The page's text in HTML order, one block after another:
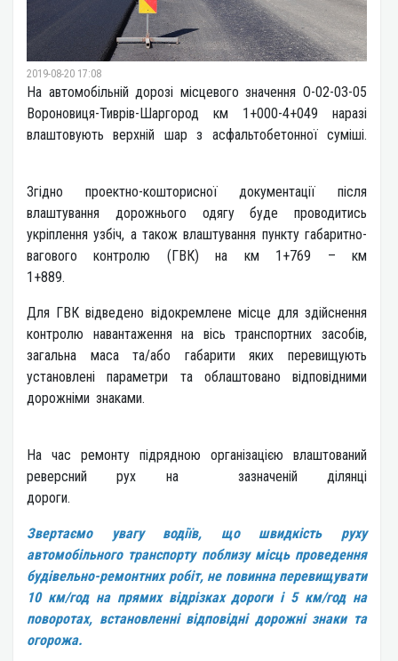
2019-08-20 17:08
На автомобільній дорозі місцевого значення О-02-03-05
Вороновиця-Тиврів-Шаргород км 1+000-4+049 наразі
влаштовують верхній шар з асфальтобетонної суміші.
Згідно проектно-кошторисної документації після
влаштування дорожнього одягу буде проводитись
укріплення узбіч, а також влаштування пункту габаритно-
вагового контролю (ГВК) на км 1+769 – км
1+889.
Для ГВК відведено відокремлене місце для здійснення
контролю навантаження на вісь транспортних засобів,
загальна маса та/або габарити яких перевищують
установлені параметри та облаштовано відповідними
дорожніми знаками.
На час ремонту підрядною організацією влаштований
реверсний рух на зазначеній ділянці
дороги.
Звертаємо увагу водіїв, що швидкість руху
автомобільного транспорту поблизу місць проведення
будівельно-ремонтних робіт, не повинна перевищувати
10 км/год на прямих відрізках дороги і 5 км/год на
поворотах, встановленні відповідні дорожні знаки та
огорожа.